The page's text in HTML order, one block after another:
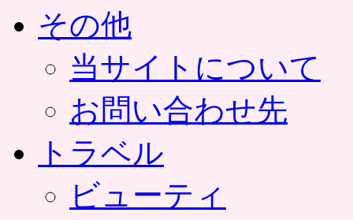
その他
当サイトについて
お問い合わせ先
トラベル
ビューティ